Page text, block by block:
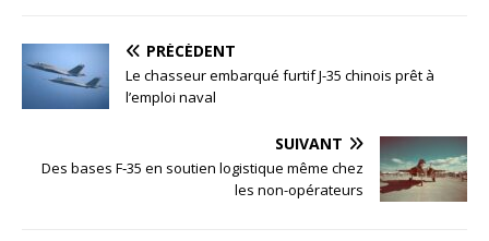
PRÉCÉDENT
Le chasseur embarqué furtif J-35 chinois prêt à
l’emploi naval
SUIVANT
Des bases F‑35 en soutien logistique même chez
les non-opérateurs